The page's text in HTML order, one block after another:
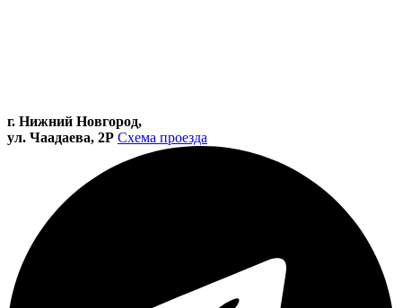
г. Нижний Новгород,
ул. Чаадаева, 2Р Схема проезда